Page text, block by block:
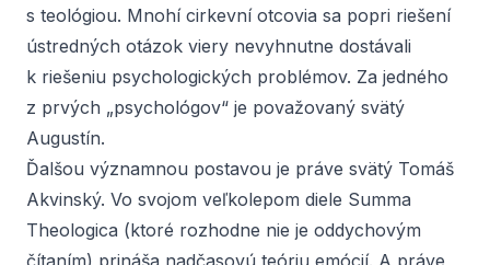
s teológiou. Mnohí cirkevní otcovia sa popri riešení
ústredných otázok viery nevyhnutne dostávali
k riešeniu psychologických problémov. Za jedného
z prvých „psychológov“ je považovaný svätý
Augustín.
Ďalšou významnou postavou je práve svätý Tomáš
Akvinský. Vo svojom veľkolepom diele Summa
Theologica (ktoré rozhodne nie je oddychovým
čítaním) prináša nadčasovú teóriu emócií. A práve